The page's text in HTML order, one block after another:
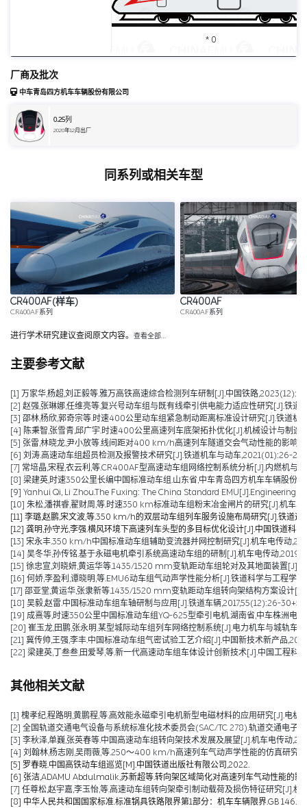
* 0
厂商及批次
中车青岛四方机车车辆股份有限公司
0.25列
2020年12月出厂
同系列或相关车型
CR400AF(样车)
CR400AF系列
CR400AF
CR400AF系列
进行学术研究建议查阅原文内容。 查看全部…
主要参考文献
[1] 万家华,杨超,刘正毅等.雅万高铁高速综合检测列车研制[J].中国铁路
[2] 赵强,张琳娜,任维亮等.复兴号动车组与既有线牵引供电能力适应性研究[J].铁
[3] 邵林,杨欣,郭奇宗等.时速400公里动车组紧急制动距离标准设计研究[J].铁道机
[4] 陈秉智,张雪青,邱广宇.时速400公里高速列车底架拓扑优化[J].机械设计与制造
[5] 张雷,林晓龙,尹小放等.线间距对400 km/h高速列车隧道交会气动性能的影响
[6] 刘涛.高速动车组超员检测及报警技术研究[J].铁道机车与动车,2021(01):26-
[7] 常培晶,宋程,衣云利,等.CR400AF型高速动车组网络控制系统分析[J].内燃机与
[8] 梁建英,时速350公里长编中国标准动车组.山东省,中车青岛四方机车车辆股份
[9] Yanhui Qi, Li Zhou.The Fuxing: The China Standard
[10] 朱松,潘祺睿,翟财周,等.时速350 km标准动车组粉末冶金闸片的研究[J].机车
[11] 李璐,赵鹏,宋文波,等.350 km/h的双层动车组列车服务设施布局研究[J].铁道
[12] 龚明,孙守光,李强.横风环境下高速列车头型的多目标优化设计[J].中国铁道科
[13] 宋永丰.350 km/h中国标准动车组辅助变流器并网控制研究[J].机车电传动
[14] 吴冬华,孙传铭.基于永磁电机牵引系统高速动车组的研制[J].机车电传动
[15] 徐忠宣,刘晓妍,黄运华等.1435/1520 mm变轨距动车组轮对及其地面装置[J].
[16] 何娇,李盈利,谭晓明,等.EMU6动车组气动声学性能分析[J].铁道科学与工程学
[17] 邵亚堂,黄运华,张隶新等.1435/1520 mm变轨距动车组转向架结构方案设计
[18] 吴毅,赵雷.中国标准动车组车轴研制与应用[J].铁道车辆,2017,55(12):26-30+56.
[19] 成熹等,时速350公里中国标准动车组YQ-625型牵引电机.湖南省,中车株洲电机
[20] 崔玉龙,田鹏,张永明.某型城际动车组列车网络控制系统[J].电力机车与城轨车
[21] 冀传帅,王强,李丰.中国标准动车组气密试验工艺介绍[J].中国新技术新产品
[22] 梁建英,丁叁叁,田爱琴,等.新一代高速动车组车体设计创新技术[J].中国工程科
其他相关文献
[1] 槐孝纪,程路明,黄鹏程,等.高效能永磁牵引电机新型电磁材料的应用研究[J].电
[2] 全国轨道交通电气设备与系统标准化技术委员会(SAC/TC 278).轨道交通电
[3] 李秋泽,单巍,张英春等.中国高速动车组转向架技术发展及展望[J].机车电传动
[4] 刘翰林,杨志刚,吴雨薇,等.250～400 km/h高速列车气动声学性能的仿真研究
[5] 罗春晓.中国高铁动车组巡览[M].中国铁道出版社有限公司,2022.
[6] 张洁,ADAMU Abdulmalik,苏新超等.转向架区域简化对高速列车气动性能的
[7] 任尊松,赵宇嘉,李玉怡,等.高速动车组转向架牵引制动载荷及损伤特征研究[J].机
[8] 中华人民共和国国家标准.标准锅具铁路限界第1部分：机车车辆限界.GB